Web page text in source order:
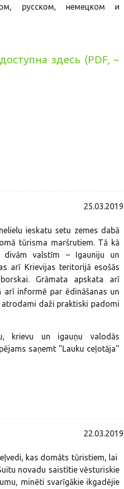
русском, немецком и
здесь (PDF, ~
25.03.2019
ieskatu setu zemes dabā
tūrisma maršrutiem. Tā kā
divām valstīm – Igauniju un
arī Krievijas teritorijā esošās
Grāmata apskata arī
arī informē par ēdināšanas un
atrodami daži praktiski padomi
krievu un igauņu valodās
saņemt "Lauku ceļotāja"
22.03.2019
kas domāts tūristiem, lai
novadu saistītie vēsturiskie
minēti svarīgākie ikgadējie